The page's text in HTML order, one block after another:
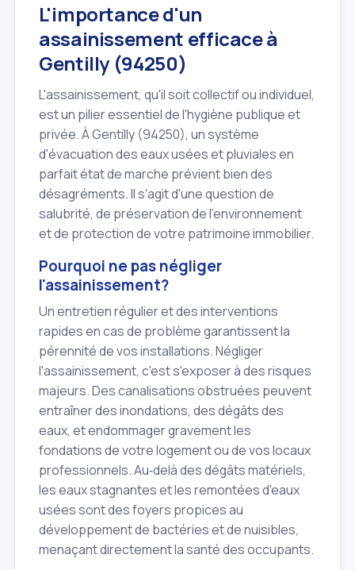
L'importance d'un
assainissement efficace à
Gentilly (94250)
L'assainissement, qu'il soit collectif ou individuel,
est un pilier essentiel de l'hygiène publique et
privée. À Gentilly (94250), un système
d'évacuation des eaux usées et pluviales en
parfait état de marche prévient bien des
désagréments. Il s'agit d'une question de
salubrité, de préservation de l'environnement
et de protection de votre patrimoine immobilier.
Pourquoi ne pas négliger
l'assainissement?
Un entretien régulier et des interventions
rapides en cas de problème garantissent la
pérennité de vos installations. Négliger
l'assainissement, c'est s'exposer à des risques
majeurs. Des canalisations obstruées peuvent
entraîner des inondations, des dégâts des
eaux, et endommager gravement les
fondations de votre logement ou de vos locaux
professionnels. Au‑delà des dégâts matériels,
les eaux stagnantes et les remontées d'eaux
usées sont des foyers propices au
développement de bactéries et de nuisibles,
menaçant directement la santé des occupants.